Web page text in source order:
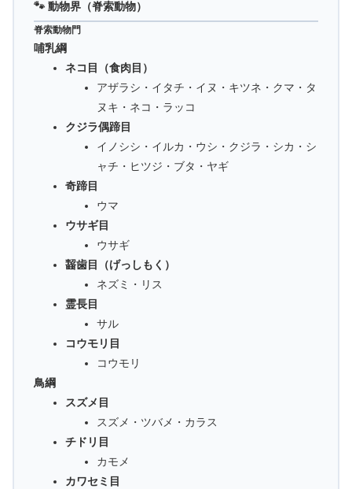
🐾 動物界（脊索動物）
脊索動物門
哺乳綱
ネコ目（食肉目）
アザラシ・イタチ・イヌ・キツネ・クマ・タ
ヌキ・ネコ・ラッコ
クジラ偶蹄目
イノシシ・イルカ・ウシ・クジラ・シカ・シ
ャチ・ヒツジ・ブタ・ヤギ
奇蹄目
ウマ
ウサギ目
ウサギ
齧歯目（げっしもく）
ネズミ・リス
霊長目
サル
コウモリ目
コウモリ
鳥綱
スズメ目
スズメ・ツバメ・カラス
チドリ目
カモメ
カワセミ目